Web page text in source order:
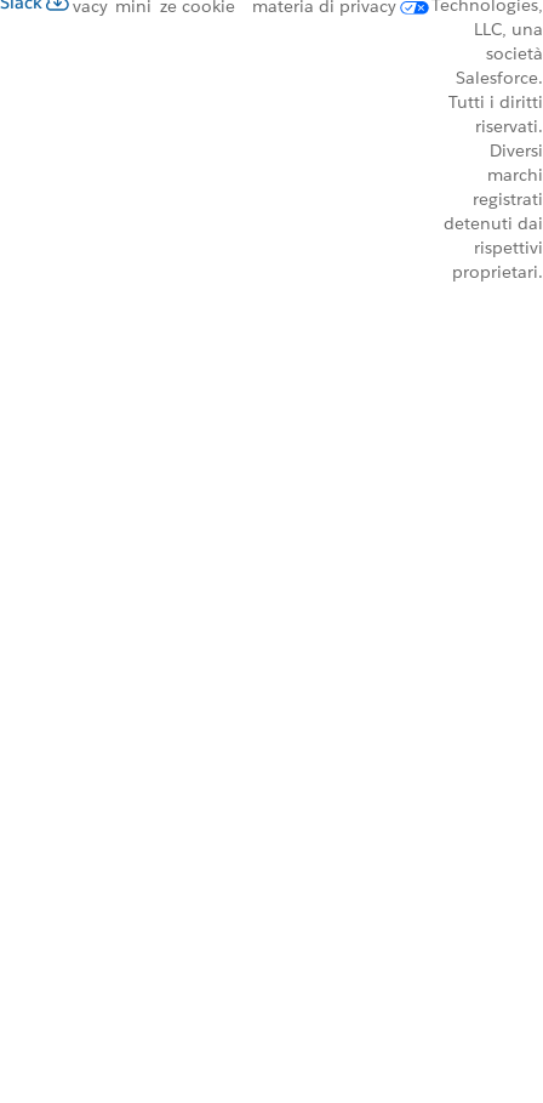
vacy mini ze cookie
materia di privacy
Technologies,
LLC, una
società
Salesforce.
Tutti i diritti
riservati.
Diversi
marchi
registrati
detenuti dai
rispettivi
proprietari.